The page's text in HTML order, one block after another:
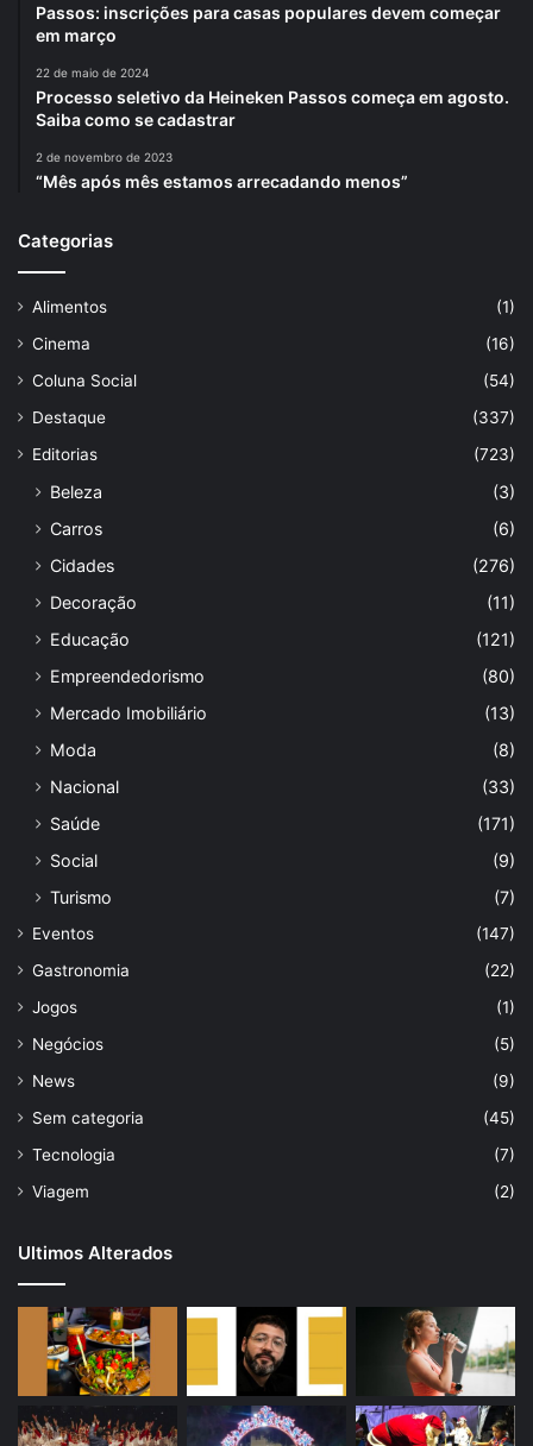
Passos: inscrições para casas populares devem começar
em março
22 de maio de 2024
Processo seletivo da Heineken Passos começa em agosto.
Saiba como se cadastrar
2 de novembro de 2023
“Mês após mês estamos arrecadando menos”
Categorias
Alimentos
(1)
Cinema
(16)
Coluna Social
(54)
Destaque
(337)
Editorias
(723)
Beleza
(3)
Carros
(6)
Cidades
(276)
Decoração
(11)
Educação
(121)
Empreendedorismo
(80)
Mercado Imobiliário
(13)
Moda
(8)
Nacional
(33)
Saúde
(171)
Social
(9)
Turismo
(7)
Eventos
(147)
Gastronomia
(22)
Jogos
(1)
Negócios
(5)
News
(9)
Sem categoria
(45)
Tecnologia
(7)
Viagem
(2)
Ultimos Alterados